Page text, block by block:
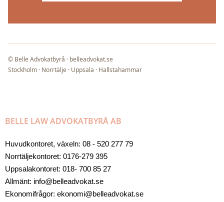
© Belle Advokatbyrå · belleadvokat.se
Stockholm · Norrtälje · Uppsala · Hallstahammar
BELLE LAW ADVOKATBYRÅ AB
Huvudkontoret, växeln: 08 - 520 277 79
Norrtäljekontoret: 0176-279 395
Uppsalakontoret: 018- 700 85 27
Allmänt: info@belleadvokat.se
Ekonomifrågor: ekonomi@belleadvokat.se